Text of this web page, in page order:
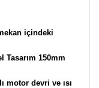
içindeki
Tasarım 150mm
motor devri ve ısı